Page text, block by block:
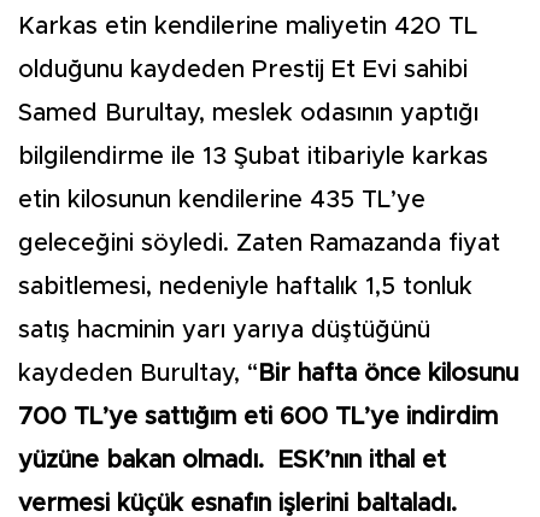
Karkas etin kendilerine maliyetin 420 TL
olduğunu kaydeden Prestij Et Evi sahibi
Samed Burultay, meslek odasının yaptığı
bilgilendirme ile 13 Şubat itibariyle karkas
etin kilosunun kendilerine 435 TL’ye
geleceğini söyledi. Zaten Ramazanda fiyat
sabitlemesi, nedeniyle haftalık 1,5 tonluk
satış hacminin yarı yarıya düştüğünü
kaydeden Burultay, “ Bir hafta önce kilosunu
700 TL’ye sattığım eti 600 TL’ye indirdim
yüzüne bakan olmadı. ESK’nın ithal et
vermesi küçük esnafın işlerini baltaladı.